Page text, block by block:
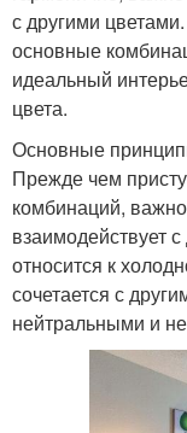
с другими
основные
идеальный
цвета.
Основные
Прежде чем
комбинаций,
взаимодействует
относится к
сочетается с
нейтральными и